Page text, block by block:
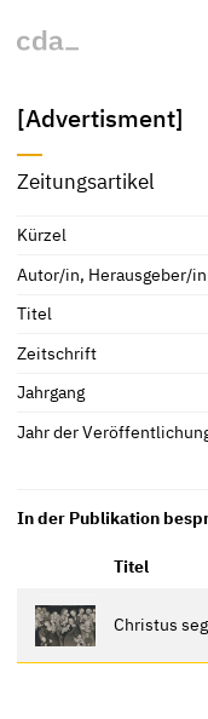
[Advertisment]
Zeitungsartikel
Kürzel
Autor/in, Herausgeber/in
Titel
Zeitschrift
Jahrgang
Jahr der
In der Publikation
Titel
Christus